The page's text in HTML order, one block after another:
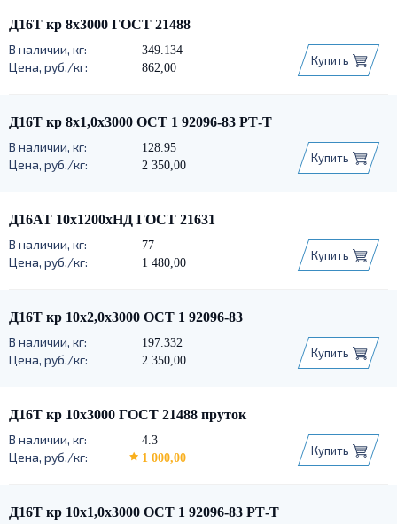
Д16Т кр 8х3000 ГОСТ 21488
349.134
862,00
Купить
Д16Т кр 8х1,0х3000 ОСТ 1 92096-83 РТ-Т
128.95
2 350,00
Купить
Д16АТ 10х1200хНД ГОСТ 21631
77
1 480,00
Купить
Д16Т кр 10х2,0х3000 ОСТ 1 92096-83
197.332
2 350,00
Купить
Д16Т кр 10х3000 ГОСТ 21488 пруток
4.3
1 000,00
Купить
Д16Т кр 10х1,0х3000 ОСТ 1 92096-83 РТ-Т